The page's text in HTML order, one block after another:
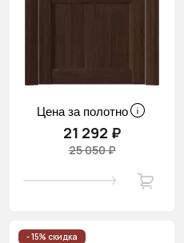
Цена за полотно
21 292 ₽
25 050 ₽
- 15% скидка